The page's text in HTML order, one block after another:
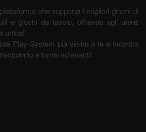
che supporta i migliori giochi di
e giochi da tavolo, offrendo agli utenti
unica!
Play-System più vicino a te e incontra
a tornei ed eventi!